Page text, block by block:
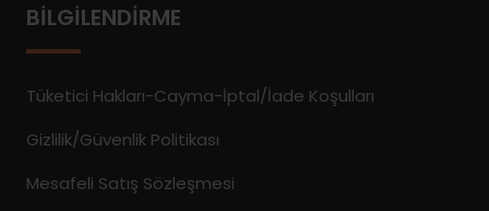
BILGILENDIRME
Tüketici Hakları-Cayma-İptal/İade Koşulları
Gizlilik/Güvenlik Politikası
Mesafeli Satış Sözleşmesi